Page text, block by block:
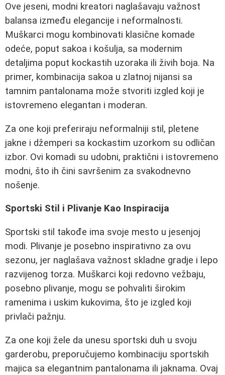
Ove jeseni, modni kreatori naglašavaju važnost
balansa između elegancije i neformalnosti.
Muškarci mogu kombinovati klasične komade
odeće, poput sakoa i košulja, sa modernim
detaljima poput kockastih uzoraka ili živih boja. Na
primer, kombinacija sakoa u zlatnoj nijansi sa
tamnim pantalonama može stvoriti izgled koji je
istovremeno elegantan i moderan.
Za one koji preferiraju neformalniji stil, pletene
jakne i džemperi sa kockastim uzorkom su odličan
izbor. Ovi komadi su udobni, praktični i istovremeno
modni, što ih čini savršenim za svakodnevno
nošenje.
Sportski Stil i Plivanje Kao Inspiracija
Sportski stil takođe ima svoje mesto u jesenjoj
modi. Plivanje je posebno inspirativno za ovu
sezonu, jer naglašava važnost skladne gradje i lepo
razvijenog torza. Muškarci koji redovno vežbaju,
posebno plivanje, mogu se pohvaliti širokim
ramenima i uskim kukovima, što je izgled koji
privlači pažnju.
Za one koji žele da unesu sportski duh u svoju
garderobu, preporučujemo kombinaciju sportskih
majica sa elegantnim pantalonama ili jaknama. Ovaj